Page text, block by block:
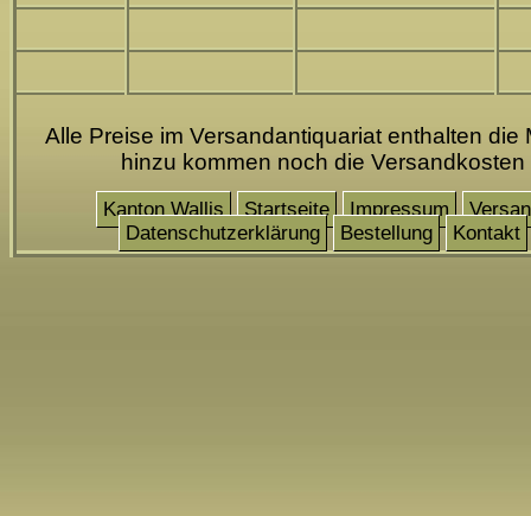
Alle Preise im Versandantiquariat enthalten die
hinzu kommen noch die Versandkosten
Kanton Wallis Startseite Impressum
Datenschutzerklärung
Bestellung Kontakt